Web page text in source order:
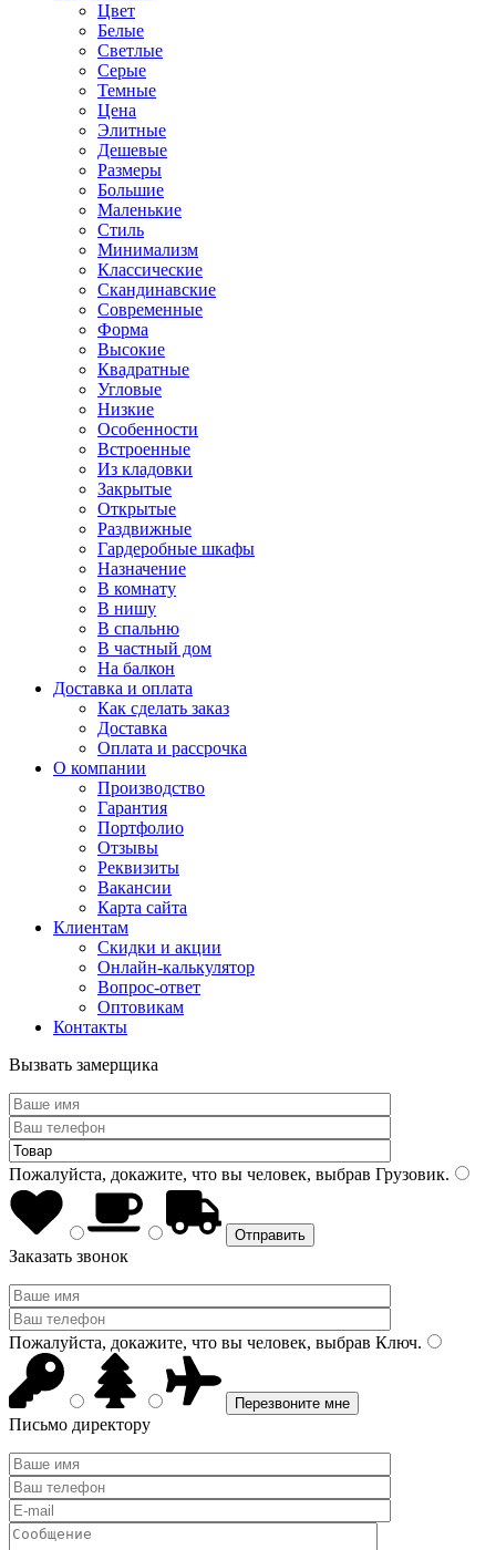
Цвет
Белые
Светлые
Серые
Темные
Цена
Элитные
Дешевые
Размеры
Большие
Маленькие
Стиль
Минимализм
Классические
Скандинавские
Современные
Форма
Высокие
Квадратные
Угловые
Низкие
Особенности
Встроенные
Из кладовки
Закрытые
Открытые
Раздвижные
Гардеробные шкафы
Назначение
В комнату
В нишу
В спальню
В частный дом
На балкон
Доставка и оплата
Как сделать заказ
Доставка
Оплата и рассрочка
О компании
Производство
Гарантия
Портфолио
Отзывы
Реквизиты
Вакансии
Карта сайта
Клиентам
Скидки и акции
Онлайн-калькулятор
Вопрос-ответ
Оптовикам
Контакты
Вызвать замерщика
Пожалуйста, докажите, что вы человек, выбрав Грузовик.
Заказать звонок
Пожалуйста, докажите, что вы человек, выбрав Ключ.
Письмо директору